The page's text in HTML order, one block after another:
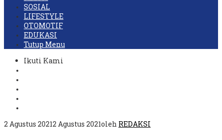
SOSIAL
LIFESTYLE
OTOMOTIF
EDUKASI
Tutup Menu
Ikuti Kami
2 Agustus 20212 Agustus 2021oleh REDAKSI